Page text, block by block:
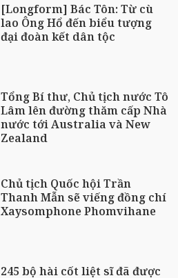
[Longform] Bác Tôn: Từ cù
lao Ông Hổ đến biểu tượng
đại đoàn kết dân tộc
Tổng Bí thư, Chủ tịch nước Tô
Lâm lên đường thăm cấp Nhà
nước tới Australia và New
Zealand
Chủ tịch Quốc hội Trần
Thanh Mẫn sẽ viếng đồng chí
Xaysomphone Phomvihane
245 bộ hài cốt liệt sĩ đã được